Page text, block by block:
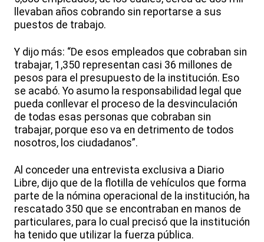
llevaban años cobrando sin reportarse a sus
puestos de trabajo.
Y dijo más: “De esos empleados que cobraban sin
trabajar, 1,350 representan casi 36 millones de
pesos para el presupuesto de la institución. Eso
se acabó. Yo asumo la responsabilidad legal que
pueda conllevar el proceso de la desvinculación
de todas esas personas que cobraban sin
trabajar, porque eso va en detrimento de todos
nosotros, los ciudadanos”.
Al conceder una entrevista exclusiva a Diario
Libre, dijo que de la flotilla de vehículos que forma
parte de la nómina operacional de la institución, ha
rescatado 350 que se encontraban en manos de
particulares, para lo cual precisó que la institución
ha tenido que utilizar la fuerza pública.